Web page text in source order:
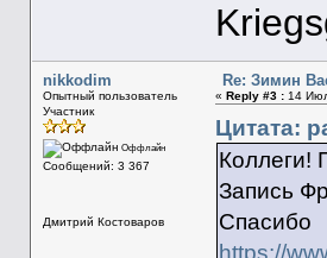
nikkodim
Опытный пользователь
Участник
Оффлайн
Сообщений: 3 367
Дмитрий Костоваров
Re: Зимин
« Reply #3 :14
Цитата:
Коллеги!
Запись
Спасибо